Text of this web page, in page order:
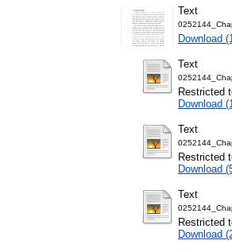
Text
Download
Text
Restricted
Download
Text
Restricted
Download
Text
Restricted
Download